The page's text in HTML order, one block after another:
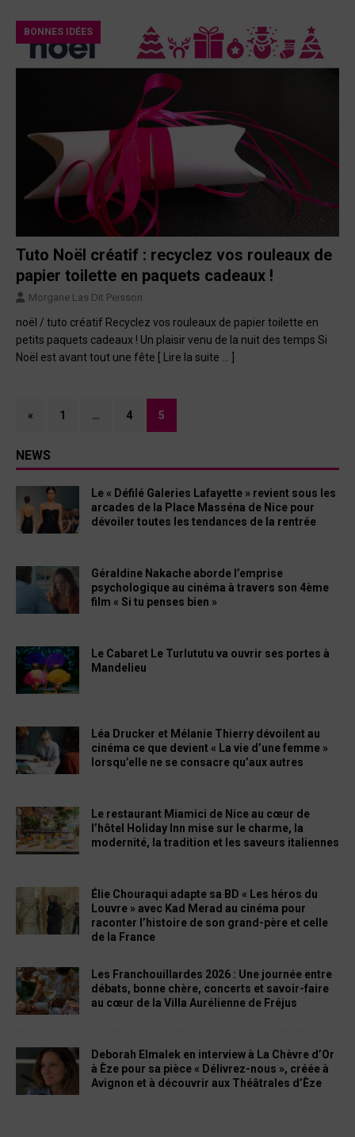
BONNES IDÉES
Tuto Noël créatif : recyclez vos rouleaux de
papier toilette en paquets cadeaux !
Morgane Las Dit Peisson
noël / tuto créatif Recyclez vos rouleaux de papier toilette en
petits paquets cadeaux ! Un plaisir venu de la nuit des temps Si
Noël est avant tout une fête [ Lire la suite … ]
« 1 … 4 5
NEWS
Le « Défilé Galeries Lafayette » revient sous les
arcades de la Place Masséna de Nice pour
dévoiler toutes les tendances de la rentrée
Géraldine Nakache aborde l’emprise
psychologique au cinéma à travers son 4ème
film « Si tu penses bien »
Le Cabaret Le Turlututu va ouvrir ses portes à
Mandelieu
Léa Drucker et Mélanie Thierry dévoilent au
cinéma ce que devient « La vie d’une femme »
lorsqu’elle ne se consacre qu’aux autres
Le restaurant Miamici de Nice au cœur de
l’hôtel Holiday Inn mise sur le charme, la
modernité, la tradition et les saveurs italiennes
Élie Chouraqui adapte sa BD « Les héros du
Louvre » avec Kad Merad au cinéma pour
raconter l’histoire de son grand-père et celle
de la France
Les Franchouillardes 2026 : Une journée entre
débats, bonne chère, concerts et savoir-faire
au cœur de la Villa Aurélienne de Fréjus
Deborah Elmalek en interview à La Chèvre d’Or
à Èze pour sa pièce « Délivrez-nous », créée à
Avignon et à découvrir aux Théâtrales d’Èze